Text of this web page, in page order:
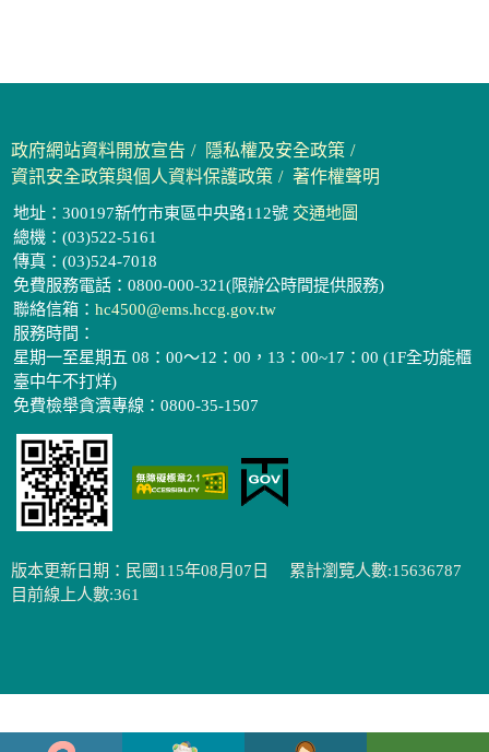
政府網站資料開放宣告
隱私權及安全政策
資訊安全政策與個人資料保護政策
著作權聲明
地址：300197新竹市東區中央路112號 交通地圖
總機：(03)522-5161
傳真：(03)524-7018
免費服務電話：0800-000-321(限辦公時間提供服務)
聯絡信箱： hc4500@ems.hccg.gov.tw
服務時間：
星期一至星期五 08：00～12：00，13：00~17：00 (1F全功能櫃
臺中午不打烊)
免費檢舉貪瀆專線：0800-35-1507
版本更新日期：民國115年08月07日
累計瀏覽人數:15636787
目前線上人數:361